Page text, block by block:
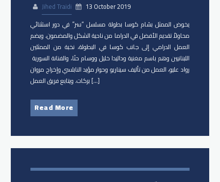
Jihed Traidi
13 October 2019
يخوض الممثل بسّام كوسا بطولة مسلسل “سر” في دور استثنائي
محاولاً تقديم الأفضل في الدراما من ناحية الشكل والمضمون. ويضم
العمل الدرامي إلى جانب كوسا في البطولة، نخبة من الممثلين
اللبنانيين وهم ​باسم مغنية​ و​داليدا خليل​ و​وسام حنّا، والفنانة السورية ​
رواد عليو​، العمل من تأليف سيناريو وحوار ​مؤيد النابلسي وإخراج ​مروان
بركات. ويتابع فريق العمل […]
Read More